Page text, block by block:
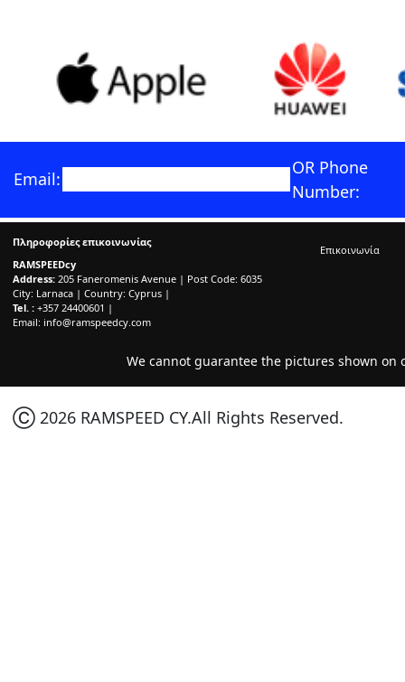
Email:
OR Phone
Number:
Πληροφορίες επικοινωνίας
RAMSPEEDcy
Address: 205 Faneromenis Avenue | Post Code: 6035
City: Larnaca | Country: Cyprus |
Tel. : +357 24400601 |
Email: info@ramspeedcy.com
Επικοινωνία
We cannot guarantee the pictures shown on
Ⓒ 2026 RAMSPEED CY.All Rights Reserved.